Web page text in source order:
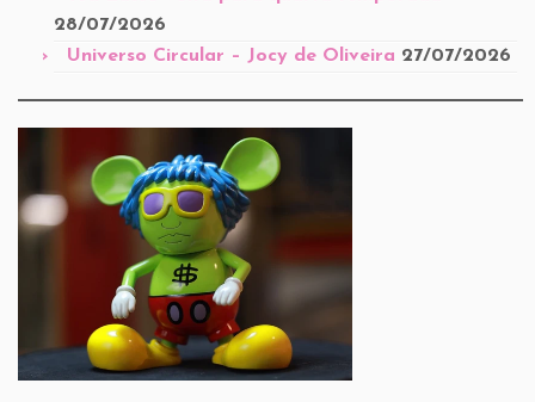
28/07/2026
Universo Circular – Jocy de Oliveira 27/07/2026